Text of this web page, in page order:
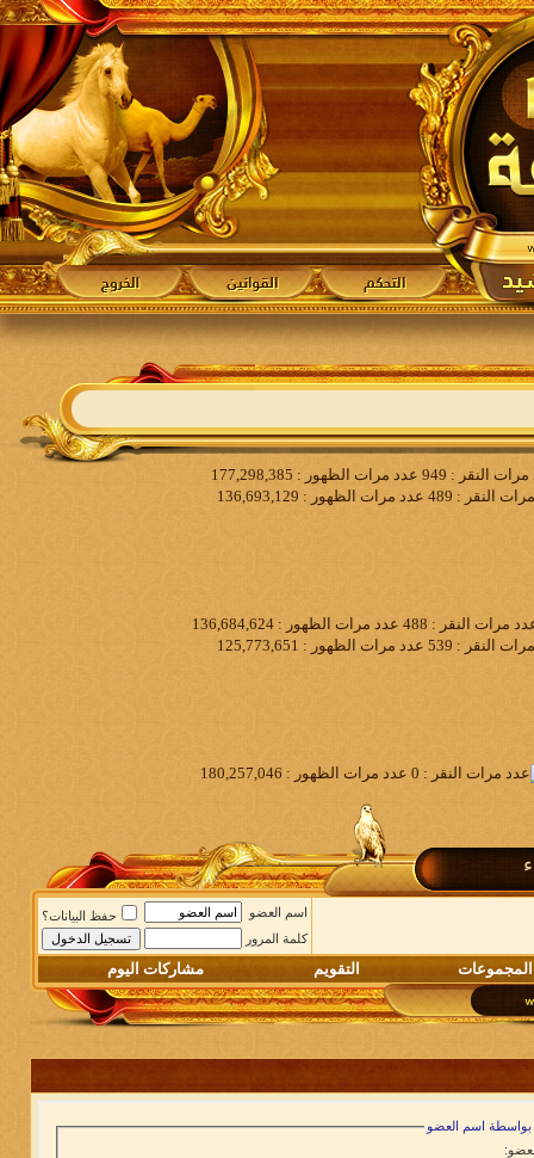
اسم العضو
حفظ البيانات؟
كلمة المرور
المجموعات التقويم مشاركات اليوم
بواسطة اسم العضو